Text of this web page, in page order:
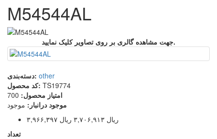
M54544AL
جهت مشاهده گالری بر روی تصاویر کلیک نمایید.
دسته‌بندی: other
کد محصول: TS19774
امتیاز محصول: 700
موجود درانبار: موجود
۳,۹۶۶,۳۹۷ ریال ۳,۷۰۶,۹۱۳ ریال
تعداد